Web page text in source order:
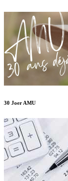
30 Joer AMU